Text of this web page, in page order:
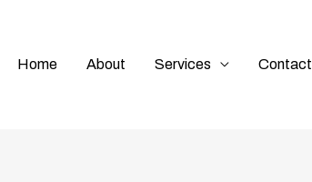
Home About Services Contact